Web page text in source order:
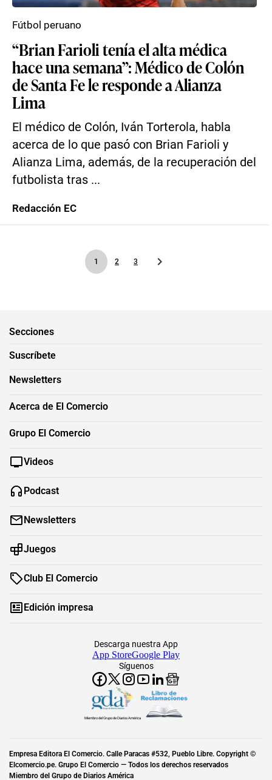
“Brian Farioli tenía el alta médica
hace una semana”: Médico de Colón
de Santa Fe le responde a Alianza
Lima
El médico de Colón, Iván Torterola, habla
acerca de lo que pasó con Brian Farioli y
Alianza Lima, además, de la recuperación del
futbolista tras ...
Fútbol peruano
Redacción EC
1 2 3
Secciones
Suscríbete
Newsletters
Acerca de El Comercio
Grupo El Comercio
Videos
Podcast
Newsletters
Juegos
Club El Comercio
Edición impresa
Síguenos
Descarga nuestra App
App StoreGoogle Play
Miembro del Grupo de Diarios América
Empresa Editora El Comercio. Calle Paracas #532, Pueblo Libre. Copyright ©
Elcomercio.pe. Grupo El Comercio — Todos los derechos reservados
Miembro del Grupo de Diarios América